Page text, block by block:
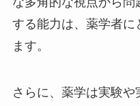
する能力は、薬学者に
ます。
さらに、薬学は実験